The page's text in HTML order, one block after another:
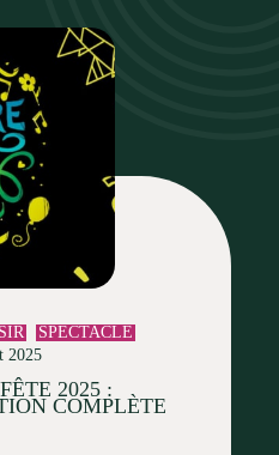
SPECTACLE
2025
2025 :
COMPLÈTE